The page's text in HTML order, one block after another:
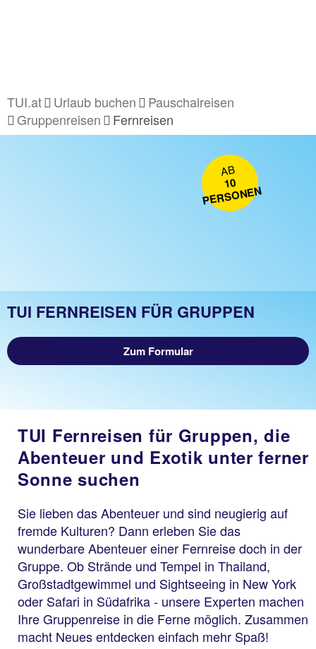
TUI.at Urlaub buchen
Pauschalreisen
Gruppenreisen
Fernreisen
TUI FERNREISEN FÜR GRUPPEN
Zum Formular
AB
10
PERSONEN
TUI Fernreisen für Gruppen, die
Abenteuer und Exotik unter ferner
Sonne suchen
Sie lieben das Abenteuer und sind neugierig auf
fremde Kulturen? Dann erleben Sie das
wunderbare Abenteuer einer Fernreise doch in der
Gruppe. Ob Strände und Tempel in Thailand,
Großstadtgewimmel und Sightseeing in New York
oder Safari in Südafrika - unsere Experten machen
Ihre Gruppenreise in die Ferne möglich. Zusammen
macht Neues entdecken einfach mehr Spaß!